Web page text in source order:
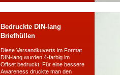
Bedruckte DIN-lang
Briefhüllen
Diese Versandkuverts im Format
DIN-lang wurden 4-farbig im
Offset bedruckt. Für eine bessere
Awareness druckte man den